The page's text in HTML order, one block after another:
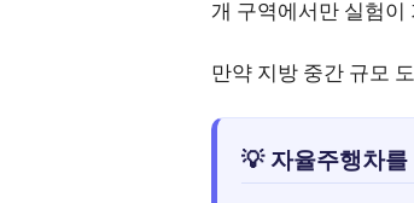
개 구역에서만 실험
만약 지방 중간 규모
💡 자율주행차